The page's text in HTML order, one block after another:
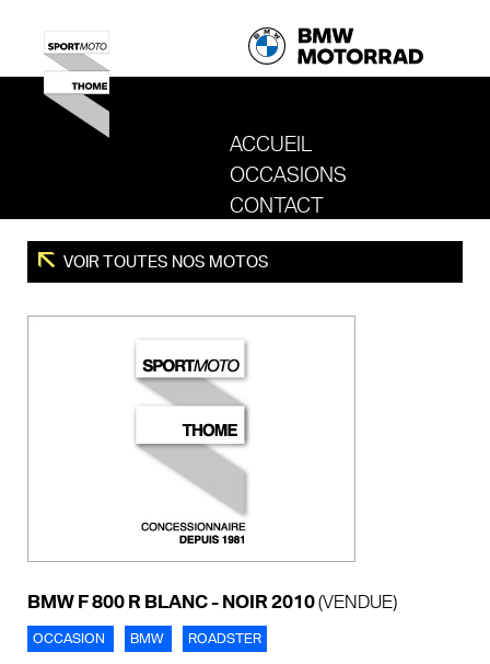
ACCUEIL
REVENIR AU SITE DE SPORT MOTO
OCCASIONS
CONTACT
VOIR TOUTES NOS MOTOS
BMW F 800 R BLANC - NOIR 2010(VENDUE)
OCCASION BMW ROADSTER